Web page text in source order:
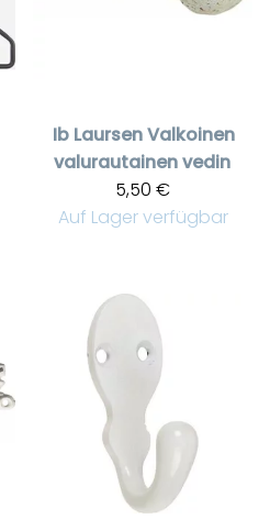
Ib LaursenValkoinen
valurautainen vedin
5,50 €
Auf Lager verfügbar